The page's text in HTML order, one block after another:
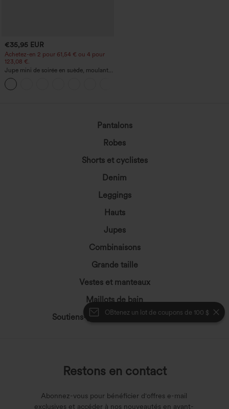
OBtenez un lot de coupons de 100 $
€35,95 EUR
Achetez-en 2 pour 61,54 € ou 4 pour
123,08 €.
Jupe mini de soirée en suède, moulante,
taille haute croisée 2-en-1 avec ourlet à
franges
Pantalons
Robes
Shorts et cyclistes
Denim
Leggings
Hauts
Jupes
Combinaisons
Grande taille
Vestes et manteaux
Maillots de bain
Soutiens-gorge et sous-vêtements
Restons en contact
Abonnez-vous pour bénéficier d'offres e-mail
exclusives et accéder à nos nouveautés en avant-